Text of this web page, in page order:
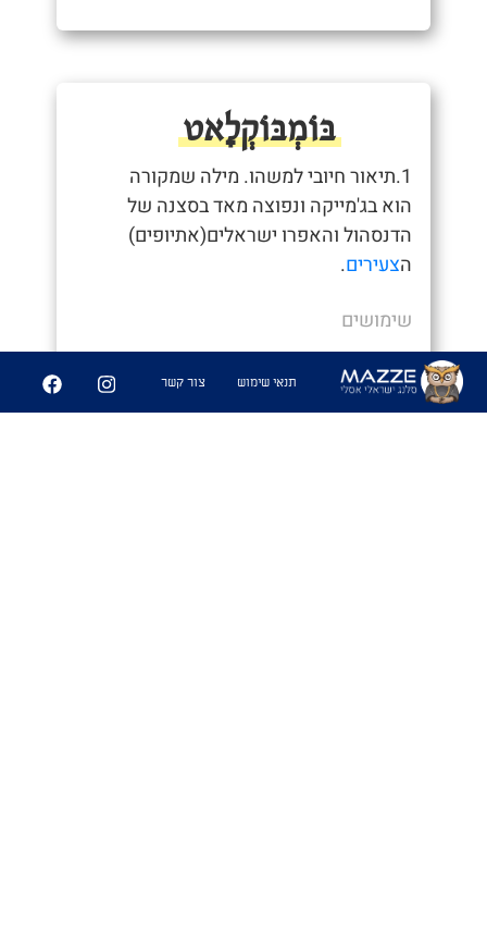
בּוֹמְבּוֹקְלָאט
1.תיאור חיובי למשהו. מילה שמקורה
הוא בג'מייקה ונפוצה מאד בסצנה של
הדנסהול והאפרו ישראלים(אתיופים)
הצעירים.
שימושים
- "איזה ישיבה הייתה אתמול בומבוקלאט"
תנאי שימוש צור קשר